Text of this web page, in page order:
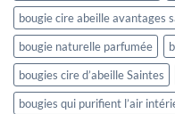
bougie cire abeille avantages
bougie naturelle parfumée
bougies cire d’abeille Saintes
bougies qui purifient l’air